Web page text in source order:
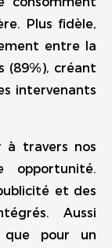
Plus fidèle,
entre la
(89%), créant
intervenants
à travers nos
opportunité.
et des
Aussi
que pour un